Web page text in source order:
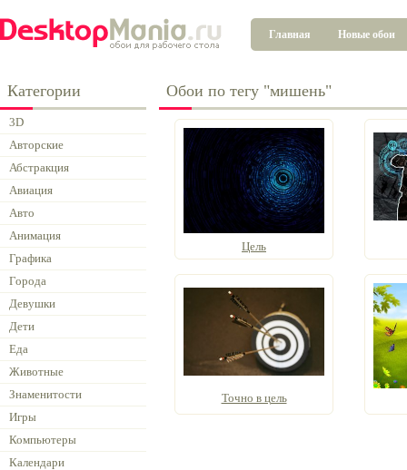
Главная Новые обои
Категории
3D
Авторские
Абстракция
Авиация
Авто
Анимация
Графика
Города
Девушки
Дети
Еда
Животные
Знаменитости
Игры
Компьютеры
Календари
Обои по тегу "мишень"
Цель
Точно в цель